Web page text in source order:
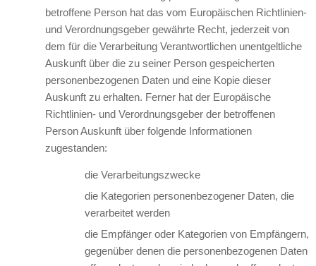
betroffene Person hat das vom Europäischen Richtlinien-
und Verordnungsgeber gewährte Recht, jederzeit von
dem für die Verarbeitung Verantwortlichen unentgeltliche
Auskunft über die zu seiner Person gespeicherten
personenbezogenen Daten und eine Kopie dieser
Auskunft zu erhalten. Ferner hat der Europäische
Richtlinien- und Verordnungsgeber der betroffenen
Person Auskunft über folgende Informationen
zugestanden:
die Verarbeitungszwecke
die Kategorien personenbezogener Daten, die
verarbeitet werden
die Empfänger oder Kategorien von Empfängern,
gegenüber denen die personenbezogenen Daten